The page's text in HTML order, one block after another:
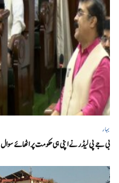
بہار
بی جے پی لیڈر نے اپنی ہی حکومت پر اٹھائے سوال